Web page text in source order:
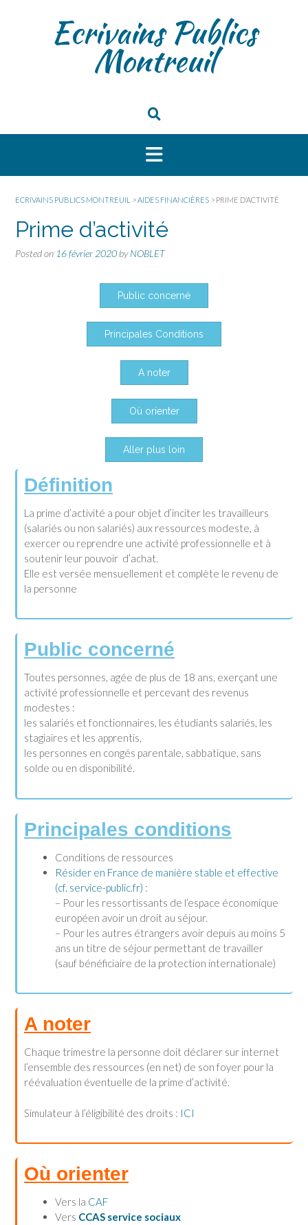
Ecrivains Publics
Montreuil
ECRIVAINS PUBLICS MONTREUIL >AIDES FINANCIÈRES > PRIME D’ACTIVITÉ
Prime d’activité
Posted on 16 février 2020 byNOBLET
Public concerné
Principales Conditions
A noter
Où orienter
Aller plus loin
Définition
La prime d’activité a pour objet d’inciter les travailleurs
(salariés ou non salariés) aux ressources modeste, à
exercer ou reprendre une activité professionnelle et à
soutenir leur pouvoir d’achat.
Elle est versée mensuellement et complète le revenu de
la personne
Public concerné
Toutes personnes, agée de plus de 18 ans, exerçant une
activité professionnelle et percevant des revenus
modestes :
les salariés et fonctionnaires, les étudiants salariés, les
stagiaires et les apprentis,
les personnes en congés parentale, sabbatique, sans
solde ou en disponibilité.
Principales conditions
Conditions de ressources
Résider en France de manière stable et effective
(cf. service-public.fr) :
– Pour les ressortissants de l’espace économique
européen avoir un droit au séjour.
– Pour les autres étrangers avoir depuis au moins 5
ans un titre de séjour permettant de travailler
(sauf bénéficiaire de la protection internationale)
A noter
Chaque trimestre la personne doit déclarer sur internet
l’ensemble des ressources (en net) de son foyer pour la
réévaluation éventuelle de la prime d’activité.
Simulateur à l’éligibilité des droits : ICI
Où orienter
Vers la CAF
Vers CCAS service sociaux